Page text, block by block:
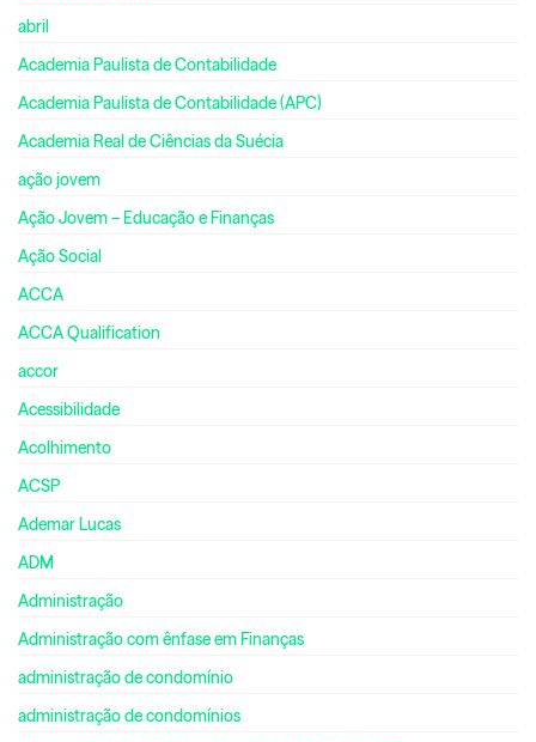
abril
Academia Paulista de Contabilidade
Academia Paulista de Contabilidade (APC)
Academia Real de Ciências da Suécia
ação jovem
Ação Jovem – Educação e Finanças
Ação Social
ACCA
ACCA Qualification
accor
Acessibilidade
Acolhimento
ACSP
Ademar Lucas
ADM
Administração
Administração com ênfase em Finanças
administração de condomínio
administração de condomínios